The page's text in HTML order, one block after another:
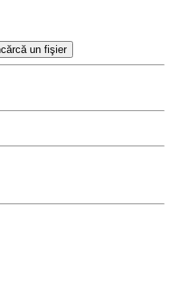
un fişier